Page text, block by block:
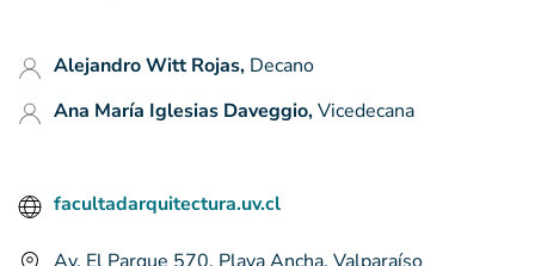
Alejandro Witt Rojas, Decano
Ana María Iglesias Daveggio,Vicedecana
facultadarquitectura.uv.cl